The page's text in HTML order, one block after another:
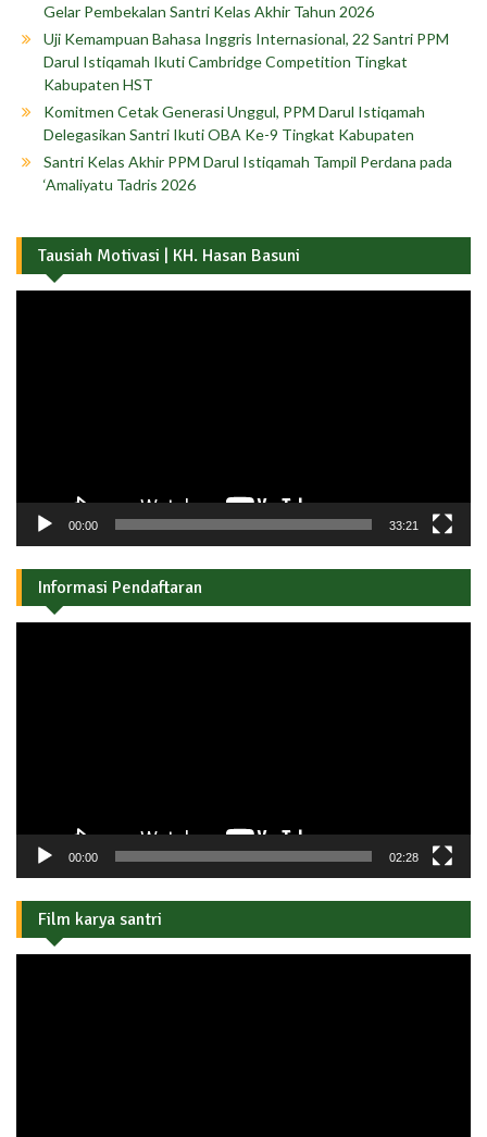
Gelar Pembekalan Santri Kelas Akhir Tahun 2026
Uji Kemampuan Bahasa Inggris Internasional, 22 Santri PPM
Darul Istiqamah Ikuti Cambridge Competition Tingkat
Kabupaten HST
Komitmen Cetak Generasi Unggul, PPM Darul Istiqamah
Delegasikan Santri Ikuti OBA Ke-9 Tingkat Kabupaten
Santri Kelas Akhir PPM Darul Istiqamah Tampil Perdana pada
‘Amaliyatu Tadris 2026
Tausiah Motivasi | KH. Hasan Basuni
00:00 33:21
Informasi Pendaftaran
00:00 02:28
Film karya santri